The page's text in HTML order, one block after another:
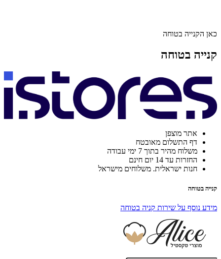
כאן הקנייה בטוחה
קנייה בטוחה
אתר מוצפן
דף התשלום מאובטח
משלוח מהיר בתוך 7 ימי עבודה
החזרות עד 14 יום חינם
חנות ישראלית. משלוחים מישראל
קנייה בטוחה
מידע נוסף על שירות קניה בטוחה